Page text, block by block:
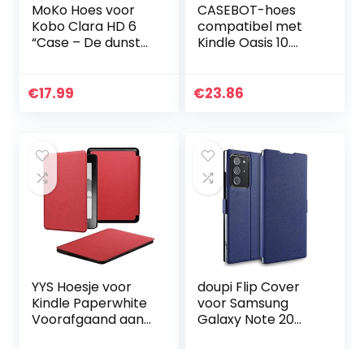
MoKo Hoes voor
Kobo Clara HD 6
“Case – De dunste
Smart Cover met
abrikoos bloem
€17.99
CASEBOT-hoes
compatibel met
Kindle Oasis 10.
generatie (2017
€23.86
YYS Hoesje voor
Kindle Paperwhite
Voorafgaand aan
doupi Flip Cover
voor Samsung
Galaxy Note 20